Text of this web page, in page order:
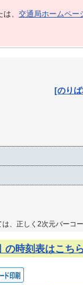
、 交通局ホームペー
[のり
、正しく2次元バーコ
の時刻表はこちら